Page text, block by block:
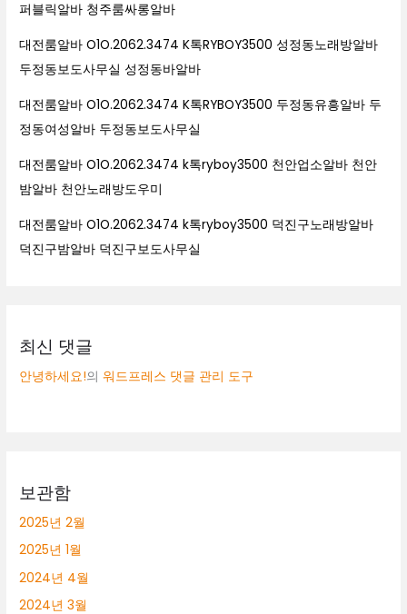
퍼블릭알바 청주룸싸롱알바
대전룸알바 O1O.2062.3474 K톡RYBOY3500 성정동노래방알바
두정동보도사무실 성정동바알바
대전룸알바 O1O.2062.3474 K톡RYBOY3500 두정동유흥알바 두
정동여성알바 두정동보도사무실
대전룸알바 O1O.2062.3474 k톡ryboy3500 천안업소알바 천안
밤알바 천안노래방도우미
대전룸알바 O1O.2062.3474 k톡ryboy3500 덕진구노래방알바
덕진구밤알바 덕진구보도사무실
최신 댓글
안녕하세요!의워드프레스 댓글 관리 도구
보관함
2025년 2월
2025년 1월
2024년 4월
2024년 3월